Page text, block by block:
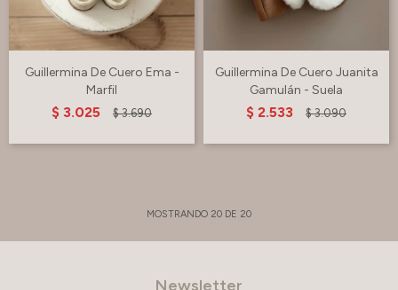
Guillermina De Cuero Ema -
Marfil
$ 3.025 $ 3.690
Guillermina De Cuero Juanita
Gamulán - Suela
$ 2.533 $ 3.090
MOSTRANDO 20 DE 20
Newsletter